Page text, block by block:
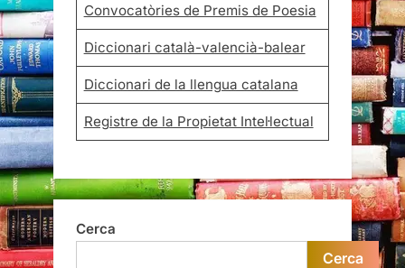
Convocatòries de Premis de Poesia
Diccionari català-valencià-balear
Diccionari de la llengua catalana
Registre de la Propietat Intel·lectual
Cerca
Cerca